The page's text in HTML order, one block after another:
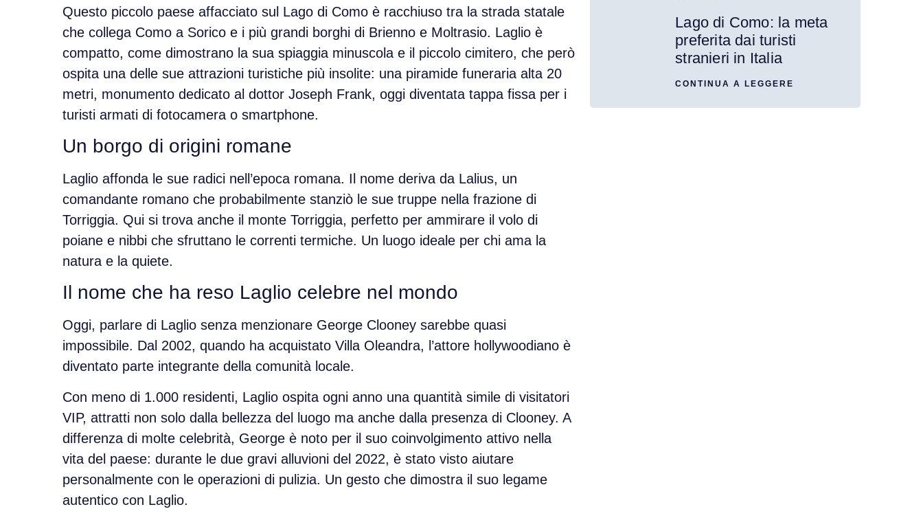
Questo piccolo paese affacciato sul Lago di Comoè racchiuso tra la strada statale
che collega Como a Sorico e i più grandi borghi di Briennoe Moltrasio. Laglio è
compatto, come dimostrano la sua spiaggia minuscolae il piccolo cimitero, che però
ospita una delle sue attrazioni turistiche più insolite: una piramide funeraria alta 20
metri, monumento dedicato al dottor Joseph Frank, oggi diventata tappa fissa per i
turisti armati di fotocamera o smartphone.
Un borgo di origini romane
Laglio affonda le sue radici nell’epoca romana. Il nome deriva da Lalius, un
comandante romano che probabilmente stanziò le sue truppe nella frazione di
Torriggia. Qui si trova anche il monte Torriggia, perfetto per ammirare il volo di
poiane e nibbi che sfruttano le correnti termiche. Un luogo ideale per chi ama la
natura e la quiete.
Il nome che ha reso Laglio celebre nel mondo
Oggi, parlare di Laglio senza menzionare George Clooneysarebbe quasi
impossibile. Dal 2002, quando ha acquistato Villa Oleandra, l’attore hollywoodiano è
diventato parte integrante della comunità locale.
Con meno di 1.000 residenti, Laglio ospita ogni anno una quantità simile di visitatori
VIP, attratti non solo dalla bellezza del luogo ma anche dalla presenza di Clooney. A
differenza di molte celebrità, George è noto per il suo coinvolgimento attivo nella
vita del paese: durante le due gravi alluvioni del 2022, è stato visto aiutare
personalmente con le operazioni di pulizia. Un gesto che dimostra il suo legame
autentico con Laglio.
Lago di Como: la meta
preferita dai turisti
stranieri in Italia
CONTINUA A LEGGERE